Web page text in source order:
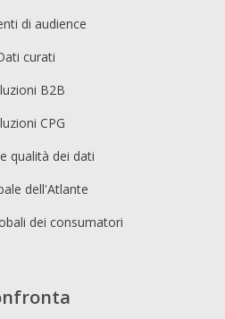
di audience
curati
B2B
CPG
qualità dei dati
dell'Atlante
dei consumatori